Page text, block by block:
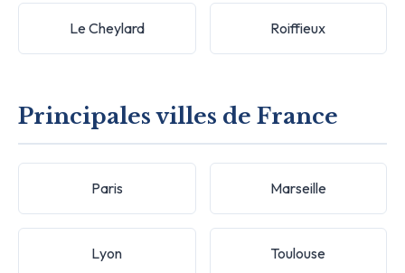
Le Cheylard Roiffieux
Principales villes de France
Paris Marseille
Lyon Toulouse